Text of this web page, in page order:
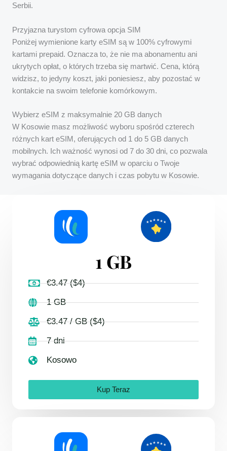
Serbii.
Przyjazna turystom cyfrowa opcja SIM
Poniżej wymienione karty eSIM są w 100% cyfrowymi
kartami prepaid. Oznacza to, że nie ma abonamentu ani
ukrytych opłat, o których trzeba się martwić. Cena, którą
widzisz, to jedyny koszt, jaki poniesiesz, aby pozostać w
kontakcie na swoim telefonie komórkowym.
Wybierz eSIM z maksymalnie 20 GB danych
W Kosowie masz możliwość wyboru spośród czterech
różnych kart eSIM, oferujących od 1 do 5 GB danych
mobilnych. Ich ważność wynosi od 7 do 30 dni, co pozwala
wybrać odpowiednią kartę eSIM w oparciu o Twoje
wymagania dotyczące danych i czas pobytu w Kosowie.
1 GB
€3.47 ($4)
1 GB
€3.47 / GB ($4)
7 dni
Kosowo
Kup Teraz